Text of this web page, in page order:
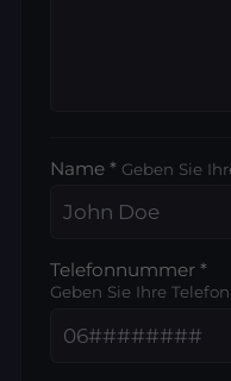
Name * Geben Sie
Telefonnummer *
Geben Sie Ihre